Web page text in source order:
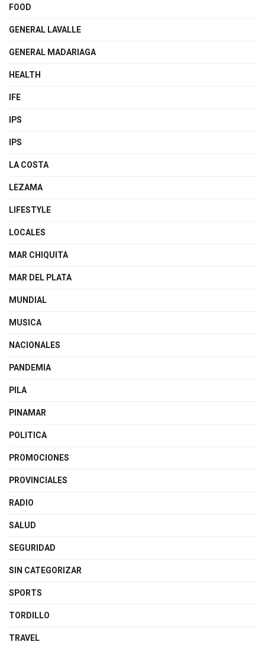
FOOD
GENERAL LAVALLE
GENERAL MADARIAGA
HEALTH
IFE
IPS
IPS
LA COSTA
LEZAMA
LIFESTYLE
LOCALES
MAR CHIQUITA
MAR DEL PLATA
MUNDIAL
MUSICA
NACIONALES
PANDEMIA
PILA
PINAMAR
POLITICA
PROMOCIONES
PROVINCIALES
RADIO
SALUD
SEGURIDAD
SIN CATEGORIZAR
SPORTS
TORDILLO
TRAVEL